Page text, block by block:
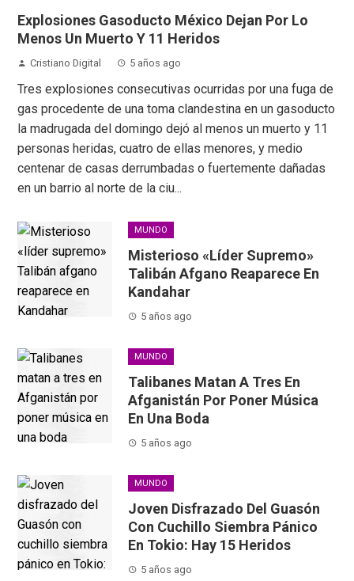
Explosiones Gasoducto México Dejan Por Lo
Menos Un Muerto Y 11 Heridos
Cristiano Digital 5 años ago
Tres explosiones consecutivas ocurridas por una fuga de
gas procedente de una toma clandestina en un gasoducto
la madrugada del domingo dejó al menos un muerto y 11
personas heridas, cuatro de ellas menores, y medio
centenar de casas derrumbadas o fuertemente dañadas
en un barrio al norte de la ciu...
MUNDO
Misterioso «líder Supremo»
Talibán Afgano Reaparece En
Kandahar
5 años ago
MUNDO
Talibanes Matan A Tres En
Afganistán Por Poner Música
En Una Boda
5 años ago
MUNDO
Joven Disfrazado Del Guasón
Con Cuchillo Siembra Pánico
En Tokio: Hay 15 Heridos
5 años ago